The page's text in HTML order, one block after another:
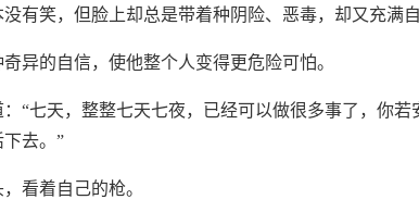
有笑，但脸上却总是带着种阴险、恶毒，却又充满自
异的自信，使他整个人变得更危险可怕。
：“七天，整整七天七夜，已经可以做很多事了，你
去。”
看着自己的枪。